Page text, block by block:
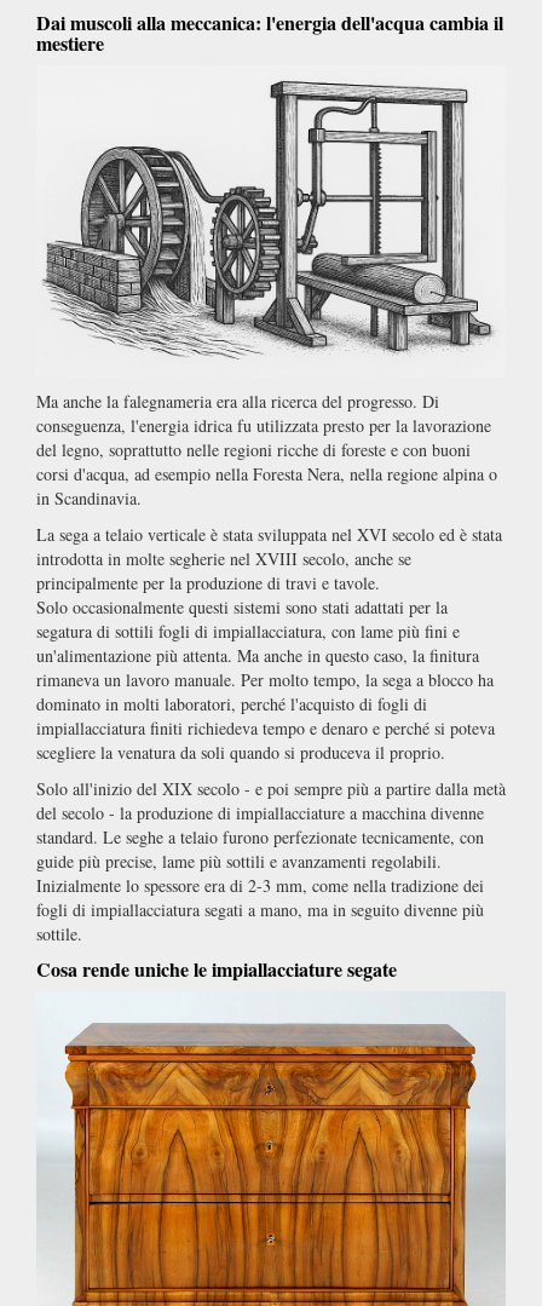
Dai muscoli alla meccanica: l'energia dell'acqua cambia il
mestiere
Ma anche la falegnameria era alla ricerca del progresso. Di
conseguenza, l'energia idrica fu utilizzata presto per la lavorazione
del legno, soprattutto nelle regioni ricche di foreste e con buoni
corsi d'acqua, ad esempio nella Foresta Nera, nella regione alpina o
in Scandinavia.
La sega a telaio verticale è stata sviluppata nel XVI secolo ed è stata
introdotta in molte segherie nel XVIII secolo, anche se
principalmente per la produzione di travi e tavole.
Solo occasionalmente questi sistemi sono stati adattati per la
segatura di sottili fogli di impiallacciatura, con lame più fini e
un'alimentazione più attenta. Ma anche in questo caso, la finitura
rimaneva un lavoro manuale. Per molto tempo, la sega a blocco ha
dominato in molti laboratori, perché l'acquisto di fogli di
impiallacciatura finiti richiedeva tempo e denaro e perché si poteva
scegliere la venatura da soli quando si produceva il proprio.
Solo all'inizio del XIX secolo - e poi sempre più a partire dalla metà
del secolo - la produzione di impiallacciature a macchina divenne
standard. Le seghe a telaio furono perfezionate tecnicamente, con
guide più precise, lame più sottili e avanzamenti regolabili.
Inizialmente lo spessore era di 2-3 mm, come nella tradizione dei
fogli di impiallacciatura segati a mano, ma in seguito divenne più
sottile.
Cosa rende uniche le impiallacciature segate